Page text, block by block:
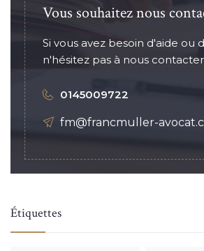
Vous souhaitez nous
Si vous avez besoin d'aide ou
n'hésitez pas à nous
0145009722
fm@francmuller-
Étiquettes